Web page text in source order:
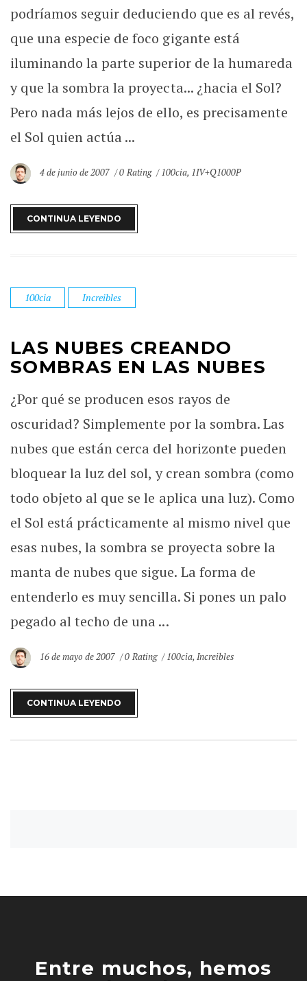
podríamos seguir deduciendo que es al revés,
que una especie de foco gigante está
iluminando la parte superior de la humareda
y que la sombra la proyecta... ¿hacia el Sol?
Pero nada más lejos de ello, es precisamente
el Sol quien actúa ...
4 de junio de 2007 0 Rating 100cia, 1IV+Q1000P
CONTINUA LEYENDO
100cia Increibles
LAS NUBES CREANDO
SOMBRAS EN LAS NUBES
¿Por qué se producen esos rayos de
oscuridad? Simplemente por la sombra. Las
nubes que están cerca del horizonte pueden
bloquear la luz del sol, y crean sombra (como
todo objeto al que se le aplica una luz). Como
el Sol está prácticamente al mismo nivel que
esas nubes, la sombra se proyecta sobre la
manta de nubes que sigue. La forma de
entenderlo es muy sencilla. Si pones un palo
pegado al techo de una ...
16 de mayo de 2007 0 Rating 100cia,Increibles
CONTINUA LEYENDO
Entre muchos, hemos